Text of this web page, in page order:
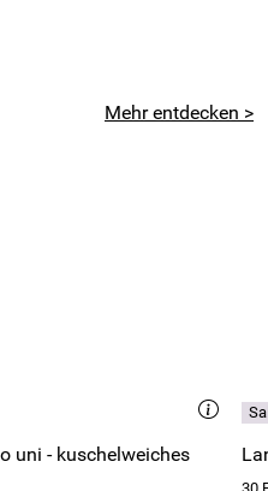
Mehr entdecken >
uni - kuschelweiches